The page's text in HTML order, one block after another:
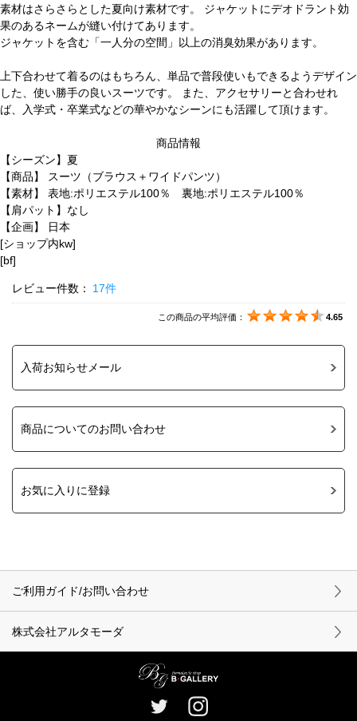
素材はさらさらとした夏向け素材です。 ジャケットにデオドラント効
果のあるネームが縫い付けてあります。
ジャケットを含む「一人分の空間」以上の消臭効果があります。
上下合わせて着るのはもちろん、単品で普段使いもできるようデザイン
した、使い勝手の良いスーツです。 また、アクセサリーと合わせれ
ば、入学式・卒業式などの華やかなシーンにも活躍して頂けます。
商品情報
【シーズン】夏
【商品】 スーツ（ブラウス＋ワイドパンツ）
【素材】 表地:ポリエステル100％ 裏地:ポリエステル100％
【肩パット】なし
【企画】 日本
[ショップ内kw]
[bf]
レビュー件数： 17件
この商品の平均評価： 4.65
入荷お知らせメール
商品についてのお問い合わせ
お気に入りに登録
ご利用ガイド/お問い合わせ
株式会社アルタモーダ